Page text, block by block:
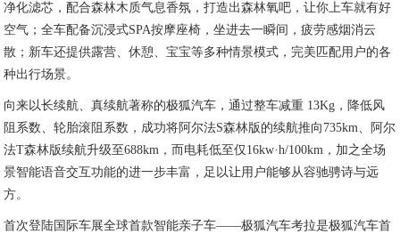
净化滤芯，配合森林木质气息香氛，打造出森林氧吧，让你上车就有好
空气；全车配备沉浸式SPA按摩座椅，坐进去一瞬间，疲劳感烟消云
散；新车还提供露营、休憩、宝宝等多种情景模式，完美匹配用户的各
种出行场景。
向来以长续航、真续航著称的极狐汽车，通过整车减重 13Kg，降低风
阻系数、轮胎滚阻系数，成功将阿尔法S森林版的续航推向735km、阿尔
法T森林版续航升级至688km，而电耗低至仅16kw·h/100km，加之全场
景智能语音交互功能的进一步丰富，足以让用户能够从容驰骋诗与远
方。
首次登陆国际车展全球首款智能亲子车——极狐汽车考拉是极狐汽车首